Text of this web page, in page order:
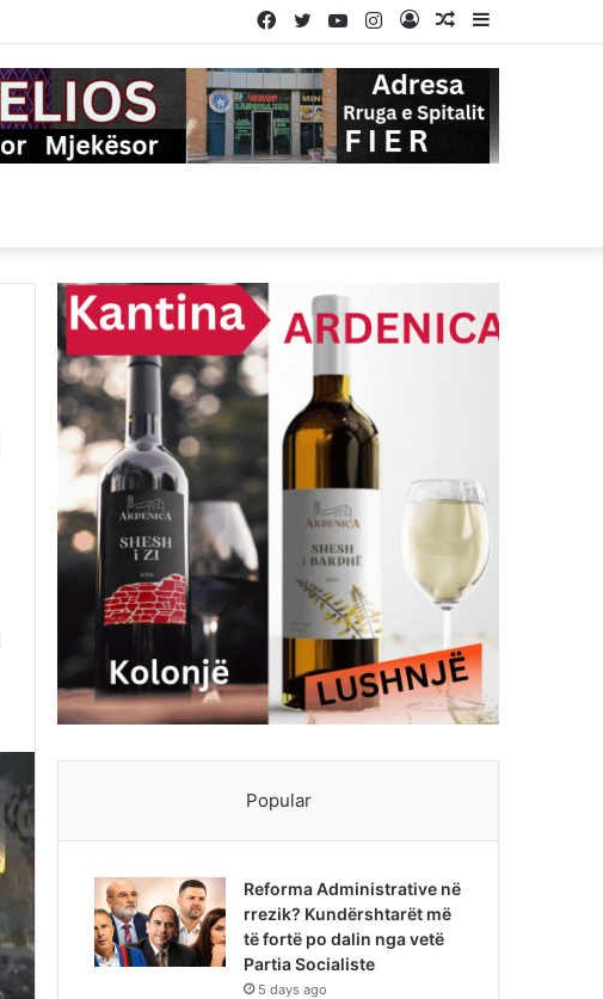
Sidebar
Random
Log
Instagram
YouTube
Twitter
Facebook
Popular
Reforma Administrative në
rrezik? Kundërshtarët më
të fortë po dalin nga vetë
Partia Socialiste
5 days ago